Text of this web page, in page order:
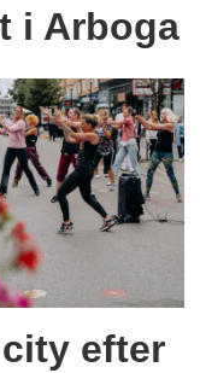
i Arboga
efter